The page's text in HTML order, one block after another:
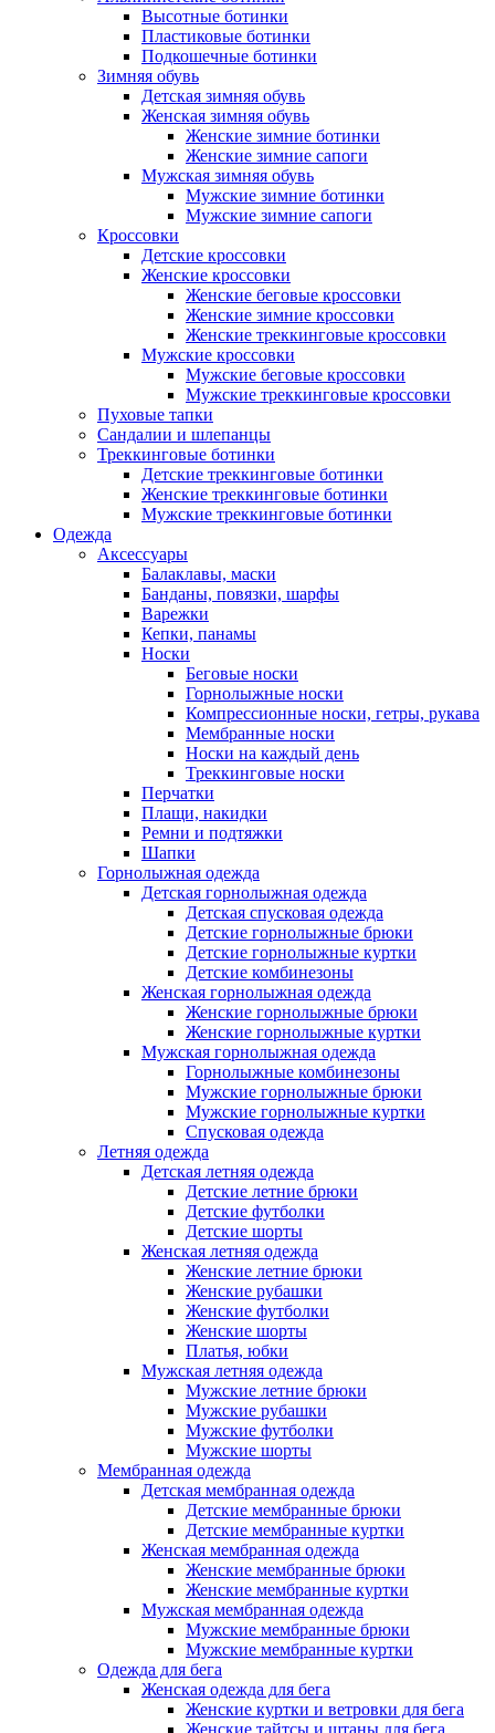
Высотные ботинки
Пластиковые ботинки
Подкошечные ботинки
Зимняя обувь
Детская зимняя обувь
Женская зимняя обувь
Женские зимние ботинки
Женские зимние сапоги
Мужская зимняя обувь
Мужские зимние ботинки
Мужские зимние сапоги
Кроссовки
Детские кроссовки
Женские кроссовки
Женские беговые кроссовки
Женские зимние кроссовки
Женские треккинговые кроссовки
Мужские кроссовки
Мужские беговые кроссовки
Мужские треккинговые кроссовки
Пуховые тапки
Сандалии и шлепанцы
Треккинговые ботинки
Детские треккинговые ботинки
Женские треккинговые ботинки
Мужские треккинговые ботинки
Одежда
Аксессуары
Балаклавы, маски
Банданы, повязки, шарфы
Варежки
Кепки, панамы
Носки
Беговые носки
Горнолыжные носки
Компрессионные носки, гетры, рукава
Мембранные носки
Носки на каждый день
Треккинговые носки
Перчатки
Плащи, накидки
Ремни и подтяжки
Шапки
Горнолыжная одежда
Детская горнолыжная одежда
Детская спусковая одежда
Детские горнолыжные брюки
Детские горнолыжные куртки
Детские комбинезоны
Женская горнолыжная одежда
Женские горнолыжные брюки
Женские горнолыжные куртки
Мужская горнолыжная одежда
Горнолыжные комбинезоны
Мужские горнолыжные брюки
Мужские горнолыжные куртки
Спусковая одежда
Летняя одежда
Детская летняя одежда
Детские летние брюки
Детские футболки
Детские шорты
Женская летняя одежда
Женские летние брюки
Женские рубашки
Женские футболки
Женские шорты
Платья, юбки
Мужская летняя одежда
Мужские летние брюки
Мужские рубашки
Мужские футболки
Мужские шорты
Мембранная одежда
Детская мембранная одежда
Детские мембранные брюки
Детские мембранные куртки
Женская мембранная одежда
Женские мембранные брюки
Женские мембранные куртки
Мужская мембранная одежда
Мужские мембранные брюки
Мужские мембранные куртки
Одежда для бега
Женская одежда для бега
Женские куртки и ветровки для бега
Женские тайтсы и штаны для бега